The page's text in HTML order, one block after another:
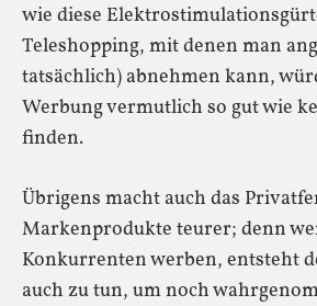
wie diese
Teleshopping, mit denen man
tatsächlich) abnehmen kann,
Werbung vermutlich so gut wie
finden.
Übrigens macht auch das
Markenprodukte teurer; denn
Konkurrenten werben, entsteht
auch zu tun, um noch